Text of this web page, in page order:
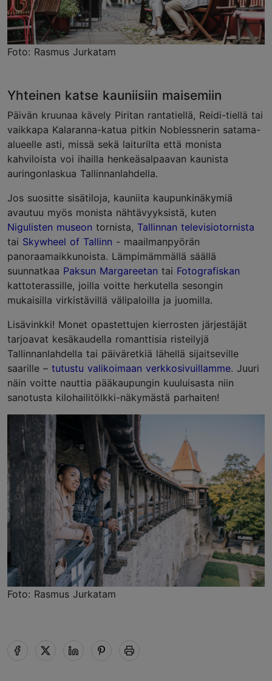
Foto: Rasmus Jurkatam
Yhteinen katse kauniisiin maisemiin
Päivän kruunaa kävely Piritan rantatiellä, Reidi-tiellä tai
vaikkapa Kalaranna-katua pitkin Noblessnerin satama-
alueelle asti, missä sekä laiturilta että monista
kahviloista voi ihailla henkeäsalpaavan kaunista
auringonlaskua Tallinnanlahdella.
Jos suositte sisätiloja, kauniita kaupunkinäkymiä
avautuu myös monista nähtävyyksistä, kuten
Nigulisten museon tornista, Tallinnan televisiotornista
tai Skywheel of Tallinn - maailmanpyörän
panoraamaikkunoista. Lämpimämmällä säällä
suunnatkaa Paksun Margareetan tai Fotografiskan
kattoterassille, joilla voitte herkutella sesongin
mukaisilla virkistävillä välipaloilla ja juomilla.
Lisävinkki! Monet opastettujen kierrosten järjestäjät
tarjoavat kesäkaudella romanttisia risteilyjä
Tallinnanlahdella tai päiväretkiä lähellä sijaitseville
saarille – tutustu valikoimaan verkkosivuillamme. Juuri
näin voitte nauttia pääkaupungin kuuluisasta niin
sanotusta kilohailitölkki-näkymästä parhaiten!
Foto: Rasmus Jurkatam